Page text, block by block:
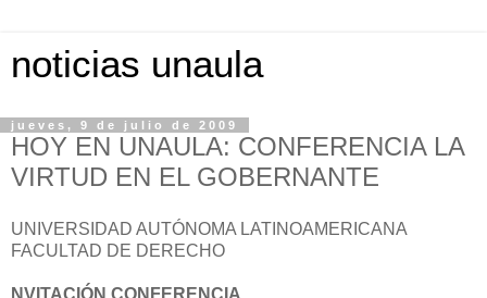
noticias unaula
jueves, 9 de julio de 2009
HOY EN UNAULA: CONFERENCIA LA
VIRTUD EN EL GOBERNANTE
UNIVERSIDAD AUTÓNOMA LATINOAMERICANA
FACULTAD DE DERECHO
NVITACIÓN CONFERENCIA